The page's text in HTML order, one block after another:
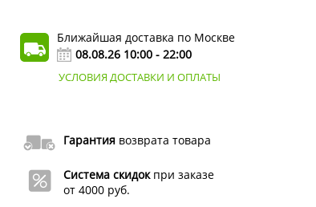
Ближайшая доставка по Москве
08.08.26 10:00 - 22:00
УСЛОВИЯ ДОСТАВКИ И ОПЛАТЫ
Гарантиявозврата товара
Система скидокпри заказе
от 4000 руб.